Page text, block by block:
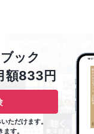
ック
額833円
ただけます。
す。